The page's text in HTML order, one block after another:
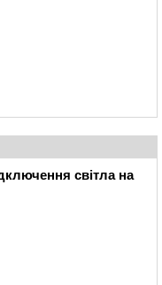
світла на